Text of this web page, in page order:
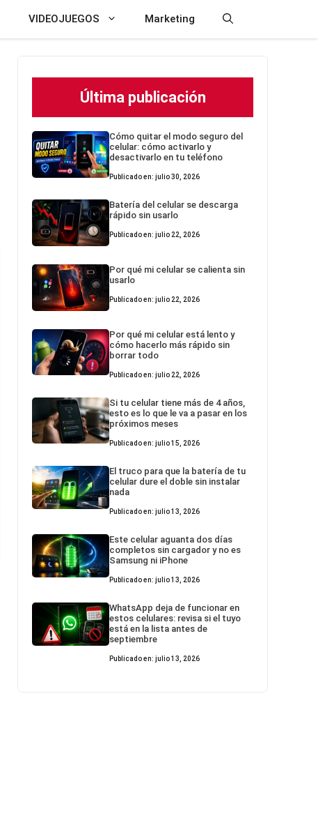
VIDEOJUEGOS Marketing
Última publicación
Cómo quitar el modo seguro del
celular: cómo activarlo y
desactivarlo en tu teléfono
Publicado en: julio 30, 2026
Batería del celular se descarga
rápido sin usarlo
Publicado en: julio 22, 2026
Por qué mi celular se calienta sin
usarlo
Publicado en: julio 22, 2026
Por qué mi celular está lento y
cómo hacerlo más rápido sin
borrar todo
Publicado en: julio 22, 2026
Si tu celular tiene más de 4 años,
esto es lo que le va a pasar en los
próximos meses
Publicado en: julio 15, 2026
El truco para que la batería de tu
celular dure el doble sin instalar
nada
Publicado en: julio 13, 2026
Este celular aguanta dos días
completos sin cargador y no es
Samsung ni iPhone
Publicado en: julio 13, 2026
WhatsApp deja de funcionar en
estos celulares: revisa si el tuyo
está en la lista antes de
septiembre
Publicado en: julio 13, 2026